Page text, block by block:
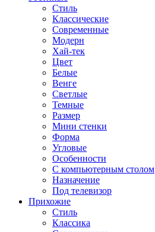
Стиль
Классические
Современные
Модерн
Хай-тек
Цвет
Белые
Венге
Светлые
Темные
Размер
Мини стенки
Форма
Угловые
Особенности
С компьютерным столом
Назначение
Под телевизор
Прихожие
Стиль
Классика